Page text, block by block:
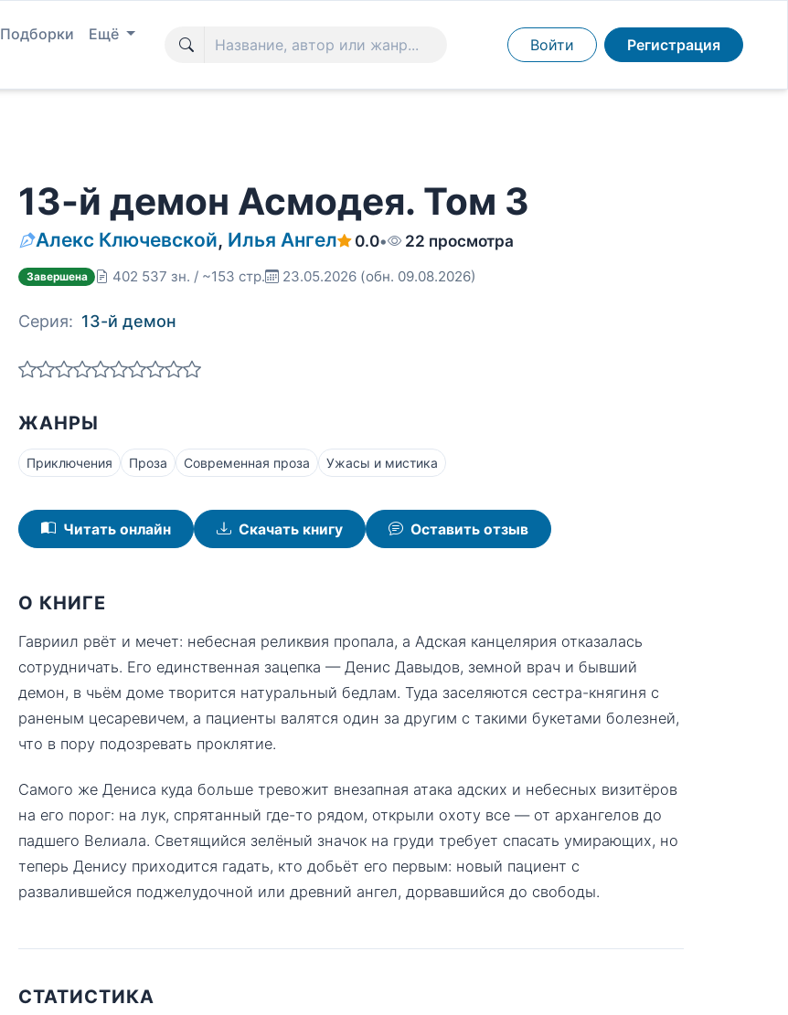
Подборки Ещё
Войти Регистрация
13-й демон Асмодея. Том 3
Алекс Ключевской, Илья Ангел 0.0• 22 просмотра
Завершена 402 537 зн. / ~153 стр. 23.05.2026 (обн. 09.08.2026)
Серия: 13-й демон
ЖАНРЫ
Приключения Проза Современная проза Ужасы и мистика
Читать онлайн Скачать книгу Оставить отзыв
О КНИГЕ
Гавриил рвёт и мечет: небесная реликвия пропала, а Адская канцелярия отказалась
сотрудничать. Его единственная зацепка — Денис Давыдов, земной врач и бывший
демон, в чьём доме творится натуральный бедлам. Туда заселяются сестра-княгиня с
раненым цесаревичем, а пациенты валятся один за другим с такими букетами болезней,
что в пору подозревать проклятие.
Самого же Дениса куда больше тревожит внезапная атака адских и небесных визитёров
на его порог: на лук, спрятанный где-то рядом, открыли охоту все — от архангелов до
падшего Велиала. Светящийся зелёный значок на груди требует спасать умирающих, но
теперь Денису приходится гадать, кто добьёт его первым: новый пациент с
развалившейся поджелудочной или древний ангел, дорвавшийся до свободы.
СТАТИСТИКА